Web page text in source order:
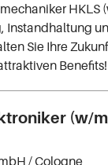
HKLS
Instandhaltung
Sie Ihre
Benefits!
(w/
/ Cologne